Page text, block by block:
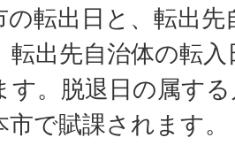
の転出日と、転出
転出先自治体の転
す。脱退日の属す
で賦課されます。